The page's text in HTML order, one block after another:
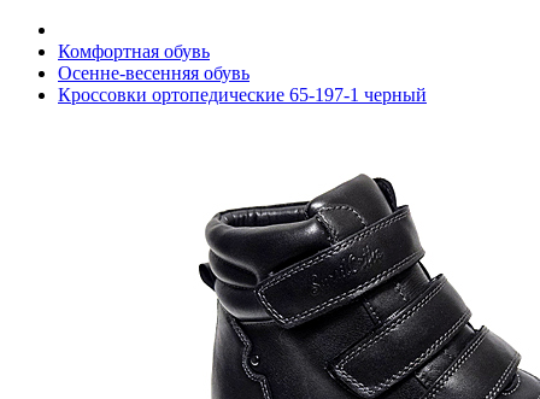
Комфортная обувь
Осенне-весенняя обувь
Кроссовки ортопедические 65-197-1 черный